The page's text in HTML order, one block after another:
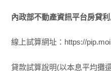
內政部不動產資訊平台房貸
線上試算網址：https://
貸款試算說明(以本息平均攤